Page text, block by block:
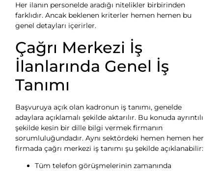
Her ilanın personelde aradığı nitelikler birbirinden
farklıdır. Ancak beklenen kriterler hemen hemen bu
genel detayları içerirler.
Çağrı Merkezi İş
İlanlarında Genel İş
Tanımı
Başvuruya açık olan kadronun iş tanımı, genelde
adaylara açıklamalı şekilde aktarılır. Bu konuda ayrıntılı
şekilde kesin bir dille bilgi vermek firmanın
sorumluluğundadır. Aynı sektördeki hemen hemen her
firmada çağrı merkezi iş tanımı şu şekilde açıklanabilir:
Tüm telefon görüşmelerinin zamanında